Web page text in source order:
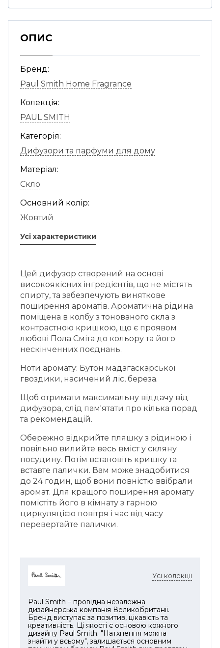
ОПИС
Бренд:
Paul Smith Home Fragrance
Колекція:
PAUL SMITH
Категорія:
Дифузори та парфуми для дому
Матеріал:
Скло
Основний колір:
Жовтий
Усі характеристики
Цей дифузор створений на основі
високоякісних інгредієнтів, що не містять
спирту, та забезпечують виняткове
поширення ароматів. Ароматична рідина
поміщена в колбу з тонованого скла з
контрастною кришкою, що є проявом
любові Пола Сміта до кольору та його
нескінченних поєднань.
Ноти аромату: Бутон мадагаскарської
гвоздики, насичений ліс, береза.
Щоб отримати максимальну віддачу від
дифузора, слід пам'ятати про кілька порад
та рекомендацій.
Обережно відкрийте пляшку з рідиною і
повільно вилийте весь вміст у скляну
посудину. Потім встановіть кришку та
вставте палички. Вам може знадобитися
до 24 годин, щоб вони повністю ввібрали
аромат. Для кращого поширення аромату
помістіть його в кімнату з гарною
циркуляцією повітря і час від часу
перевертайте палички.
Усі колекції
Paul Smith – провідна незалежна
дизайнерська компанія Великобританії.
Бренд виступає за позитив, цікавість та
креативність. Ці якості є основою кожного
дизайну Paul Smith. "Натхнення можна
знайти у всьому", залишається основним